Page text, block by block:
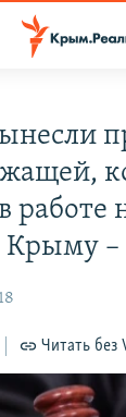
КРЫМА
работе
Крыму
Читать без